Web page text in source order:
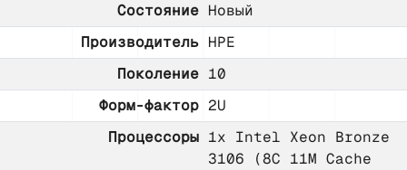
Состояние Новый
Производитель HPE
Поколение 10
Форм-фактор 2U
Процессоры 1x Intel Xeon Bronze
3106 (8C 11M Cache